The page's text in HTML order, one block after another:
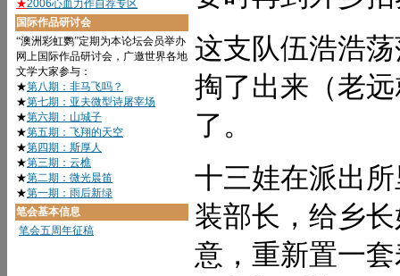
这支队伍浩浩
掏了出来（老
了。
十三娃在派出
装部长，给乡
意，重新置一